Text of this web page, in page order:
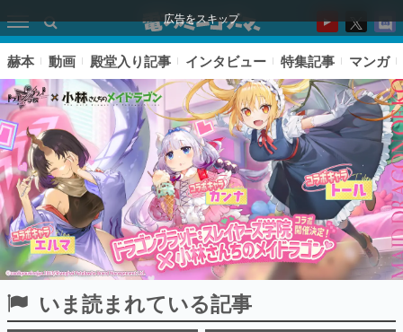
広告をスキップ
ピックアップ
赫本 動画 殿堂入り記事 インタビュー 特集記事 マンガ
いま読まれている記事